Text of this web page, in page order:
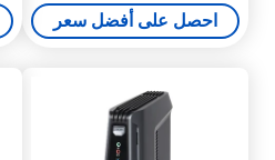
احصل على أفضل سعر